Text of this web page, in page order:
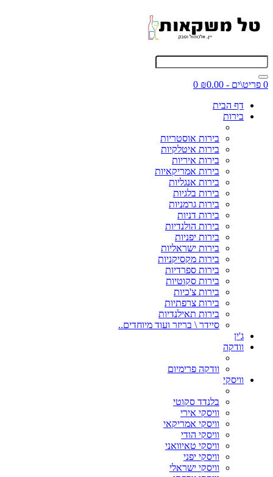
0 פריט\ים - ₪0.00
0
דף הבית
בירות
בירות אוסטריות
בירות איטלקיות
בירות איריות
בירות אמריקאיות
בירות אנגליות
בירות בלגיות
בירות גרמניות
בירות דניות
בירות הולנדיות
בירות יפניות
בירות ישראליות
בירות מקסיקניות
בירות ספרדיות
בירות סקוטיות
בירות צ'כיות
בירות צרפתיות
בירות תאילנדיות
סיידר \ בריזר ועוד מיוחדים..
ג'ין
וודקה
וודקה פרימיום
וויסקי
בלנדד סקוטי
וויסקי אירי
וויסקי אמריקאי
וויסקי הודי
וויסקי טאיוואני
וויסקי יפני
וויסקי ישראלי